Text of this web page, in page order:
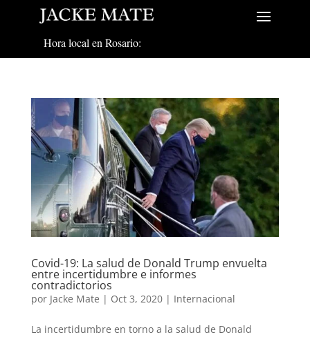
Hora local en Rosario:
Covid-19: La salud de Donald Trump envuelta
entre incertidumbre e informes
contradictorios
por Jacke Mate | Oct 3, 2020| Internacional
La incertidumbre en torno a la salud de Donald